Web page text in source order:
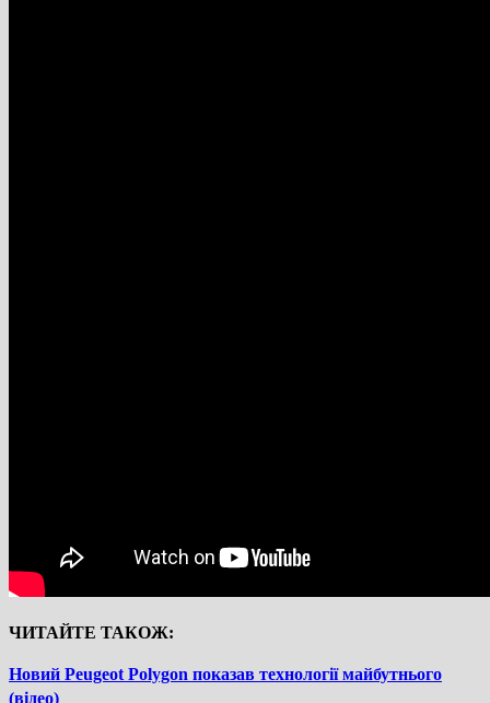
ЧИТАЙТЕ ТАКОЖ:
Новий Peugeot Polygon показав технології майбутнього
(відео)